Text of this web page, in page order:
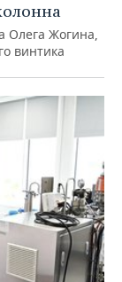
Олега Жогина,
винтика